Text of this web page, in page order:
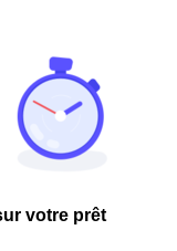
votre prêt